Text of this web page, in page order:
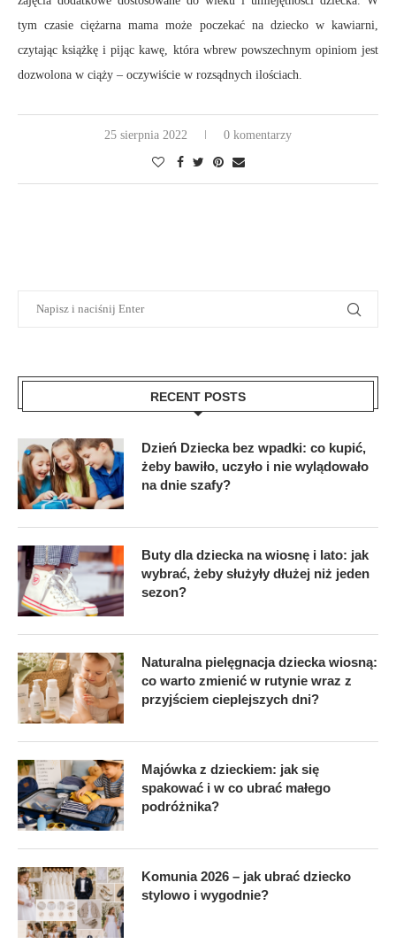
tym czasie ciężarna mama może poczekać na dziecko w kawiarni,
czytając książkę i pijąc kawę, która wbrew powszechnym opiniom jest
dozwolona w ciąży – oczywiście w rozsądnych ilościach.
25 sierpnia 2022 0 komentarzy
RECENT POSTS
Dzień Dziecka bez wpadki: co kupić,
żeby bawiło, uczyło i nie wylądowało
na dnie szafy?
Buty dla dziecka na wiosnę i lato: jak
wybrać, żeby służyły dłużej niż jeden
sezon?
Naturalna pielęgnacja dziecka wiosną:
co warto zmienić w rutynie wraz z
przyjściem cieplejszych dni?
Majówka z dzieckiem: jak się
spakować i w co ubrać małego
podróżnika?
Komunia 2026 – jak ubrać dziecko
stylowo i wygodnie?